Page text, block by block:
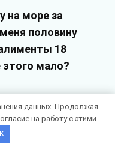
на море за
половину
18
мало?
данных. Продолжая
на работу с этими